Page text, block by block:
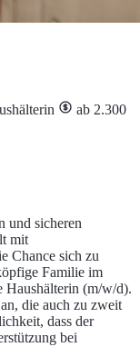
ab 2.300
und sicheren
mit
Chance sich zu
Familie im
Haushälterin (m/w/d).
die auch zu zweit
dass der
bei